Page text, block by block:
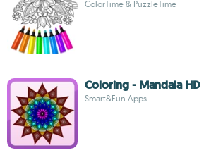
ColorTime & PuzzleTime
Coloring - Mandala HD
Smart&Fun Apps